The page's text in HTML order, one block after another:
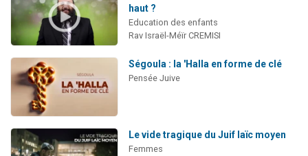
haut ?
Education des enfants
Rav Israël-Méïr CREMISI
Ségoula : la 'Halla en forme de clé
Pensée Juive
Le vide tragique du Juif laïc moyen
Femmes